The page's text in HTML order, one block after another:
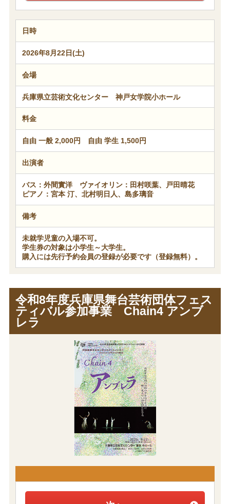
日時
2026年8月22日(土)
会場
兵庫県立芸術文化センター 神戸女学院小ホール
料金
自由 一般 2,000円 自由 学生 1,500円
出演者
バス：外間實洋 ヴァイオリン：田村咲葉、戸田晴花
ピアノ：宮本 汀、北村明日人、島多璃音
備考
未就学児童の入場不可。
学生券の対象は小学生～大学生。
購入には先行予約会員の登録が必要です（登録無料）。
令和8年度兵庫県舞台芸術団体フェス
ティバル参加事業 Chain4 アンブ
レラ